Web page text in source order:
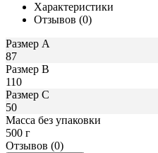
Характеристики
Отзывов (0)
Размер A
87
Размер В
110
Размер С
50
Масса без упаковки
500 г
Отзывов (0)